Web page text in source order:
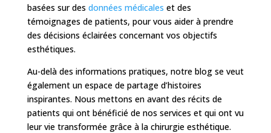
basées sur des données médicales et des
témoignages de patients, pour vous aider à prendre
des décisions éclairées concernant vos objectifs
esthétiques.
Au-delà des informations pratiques, notre blog se veut
également un espace de partage d’histoires
inspirantes. Nous mettons en avant des récits de
patients qui ont bénéficié de nos services et qui ont vu
leur vie transformée grâce à la chirurgie esthétique.